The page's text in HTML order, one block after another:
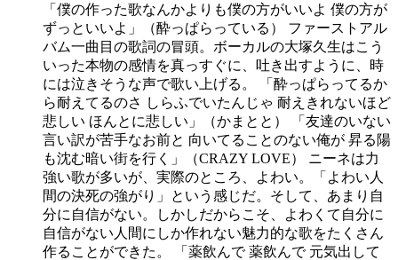
「僕の作った歌なんかよりも僕の方がいいよ 僕の方が
ずっといいよ」（酔っぱらっている） ファーストアル
バム一曲目の歌詞の冒頭。ボーカルの大塚久生はこう
いった本物の感情を真っすぐに、吐き出すように、時
には泣きそうな声で歌い上げる。 「酔っぱらってるか
ら耐えてるのさ しらふでいたんじゃ 耐えきれないほど
悲しい ほんとに悲しい」（かまとと） 「友達のいない
言い訳が苦手なお前と 向いてることのない俺が 昇る陽
も沈む暗い街を行く」（CRAZY LOVE） ニーネは力
強い歌が多いが、実際のところ、よわい。「よわい人
間の決死の強がり」という感じだ。そして、あまり自
分に自信がない。しかしだからこそ、よわくて自分に
自信がない人間にしか作れない魅力的な歌をたくさん
作ることができた。 「薬飲んで 薬飲んで 元気出して